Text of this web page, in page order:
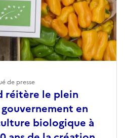
réitère le plein
en
biologique à
de presse